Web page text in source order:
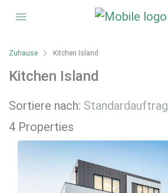
Zuhause Kitchen Island
Kitchen Island
4 Properties
Sortiere nach: Standardauftrag